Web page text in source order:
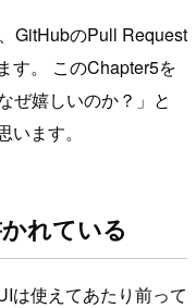
GitHubのPull Request
す。 このChapter5を
ぜ嬉しいのか？」と
ます。
れている
は使えてあたり前って